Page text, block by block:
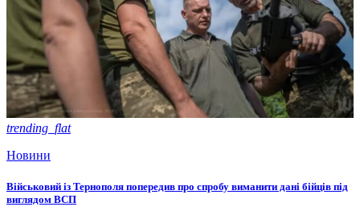
trending_flat
Новини
Військовий із Тернополя попередив про спробу виманити дані бійців під
виглядом ВСП